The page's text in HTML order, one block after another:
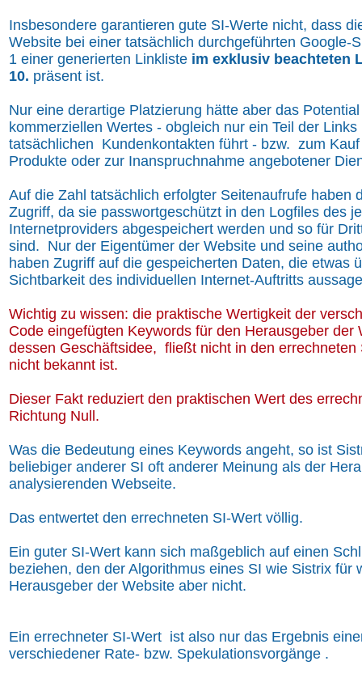
Insbesondere garantieren gute SI-Werte nicht, dass
Website bei einer tatsächlich durchgeführten Google-
1 einer generierten Linkliste im exklusiv beachteten
10. präsent ist.
Nur eine derartige Platzierung hätte aber das
kommerziellen Wertes - obgleich nur ein Teil der
tatsächlichen Kundenkontakten führt - bzw. zum
Produkte oder zur Inanspruchnahme angebotener
Auf die Zahl tatsächlich erfolgter Seitenaufrufe haben
Zugriff, da sie passwortgeschützt in den Logfiles des
Internetproviders abgespeichert werden und so für
sind. Nur der Eigentümer der Website und seine
haben Zugriff auf die gespeicherten Daten, die etwas
Sichtbarkeit des individuellen Internet-Auftritts
Wichtig zu wissen: die praktische Wertigkeit der
Code eingefügten Keywords für den Herausgeber der
dessen Geschäftsidee, fließt nicht in den errechneten
nicht bekannt ist.
Dieser Fakt reduziert den praktischen Wert des
Richtung Null.
Was die Bedeutung eines Keywords angeht, so ist
beliebiger anderer SI oft anderer Meinung als der
analysierenden Webseite.
Das entwertet den errechneten SI-Wert völlig.
Ein guter SI-Wert kann sich maßgeblich auf einen
beziehen, den der Algorithmus eines SI wie Sistrix für
Herausgeber der Website aber nicht.
Ein errechneter SI-Wert ist also nur das Ergebnis
verschiedener Rate- bzw. Spekulationsvorgänge .